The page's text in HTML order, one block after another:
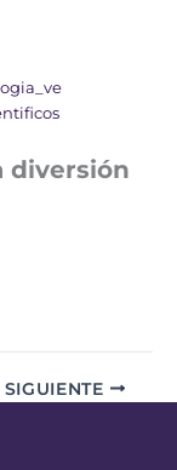
diversión
SIGUIENTE